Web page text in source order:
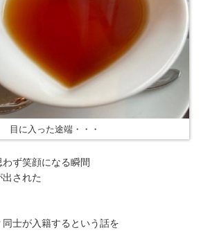
目に入った途端・・・
ず笑顔になる瞬間
された
士が入籍するという話を